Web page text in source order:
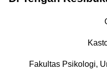
Fakultas Psikologi,